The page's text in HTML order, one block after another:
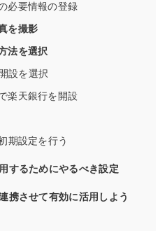
必要情報の登録
を撮影
法を選択
設を選択
楽天銀行を開設
期設定を行う
するためにやるべき設定
携させて有効に活用しよう